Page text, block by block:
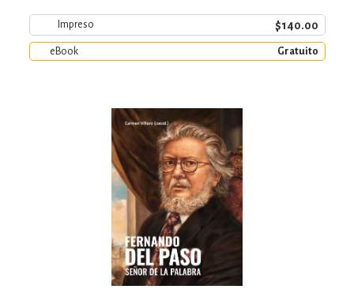
Impreso $140.00
eBook Gratuito